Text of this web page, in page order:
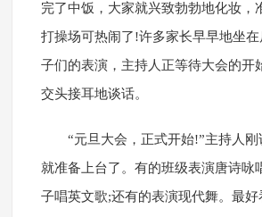
完了中饭，大家就兴致勃勃地化妆，
打操场可热闹了!许多家长早早地坐
子们的表演，主持人正等待大会的开
交头接耳地谈话。
“元旦大会，正式开始!”主持人
就准备上台了。有的班级表演唐诗咏
子唱英文歌;还有的表演现代舞。最好